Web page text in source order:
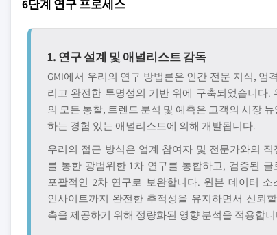
6단계 연구 프로세스
1. 연구 설계 및 애널리스트 감독
GMI에서 우리의 연구 방법론은 인간 전문 지식, 엄
리고 완전한 투명성의 기반 위에 구축되었습니다.
의 모든 통찰, 트렌드 분석 및 예측은 고객의 시장
하는 경험 있는 애널리스트에 의해 개발됩니다.
우리의 접근 방식은 업계 참여자 및 전문가와의 직
를 통한 광범위한 1차 연구를 통합하고, 검증된 글
포괄적인 2차 연구로 보완합니다. 원본 데이터 소
인사이트까지 완전한 추적성을 유지하면서 신뢰
측을 제공하기 위해 정량화된 영향 분석을 적용합